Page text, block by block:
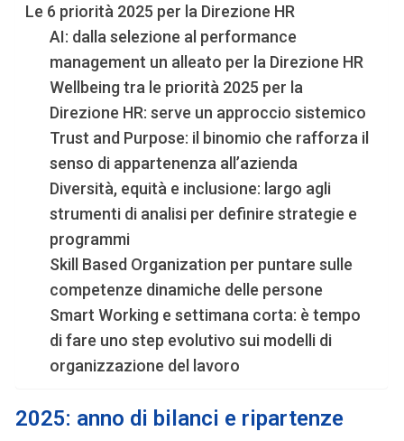
Le 6 priorità 2025 per la Direzione HR
AI: dalla selezione al performance
management un alleato per la Direzione HR
Wellbeing tra le priorità 2025 per la
Direzione HR: serve un approccio sistemico
Trust and Purpose: il binomio che rafforza il
senso di appartenenza all’azienda
Diversità, equità e inclusione: largo agli
strumenti di analisi per definire strategie e
programmi
Skill Based Organization per puntare sulle
competenze dinamiche delle persone
Smart Working e settimana corta: è tempo
di fare uno step evolutivo sui modelli di
organizzazione del lavoro
2025: anno di bilanci e ripartenze